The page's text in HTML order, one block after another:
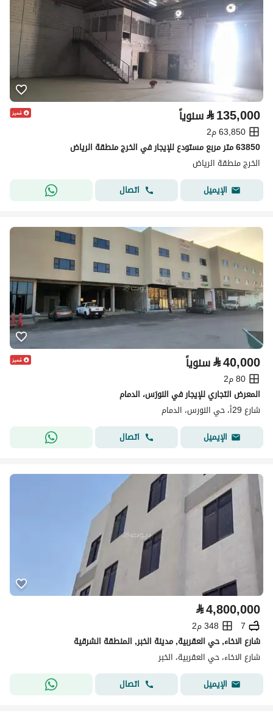
⃁135,000 سنوياً
63,850 م2
63850 متر مربع مستودع للإيجار في الخرج منطقة الرياض
الخرج منطقة الرياض
الإيميل
اتصال
⃁40,000 سنوياً
80 م2
المعرض التجاري للإيجار في النورَس، الدمام
شارع 29أ، حي النورس، الدمام
الإيميل
اتصال
⃁4,800,000
7
348 م2
شارع الاخاء, حي العقربية, مدينة الخبر, المنطقة الشرقية
شارع الاخاء، حي العقربية، الخبر
الإيميل
اتصال